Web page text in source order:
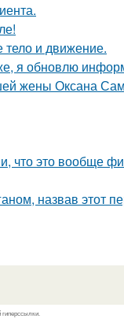
тело и движение.
я обновлю
жены Оксана
что это вообще
назвав этот